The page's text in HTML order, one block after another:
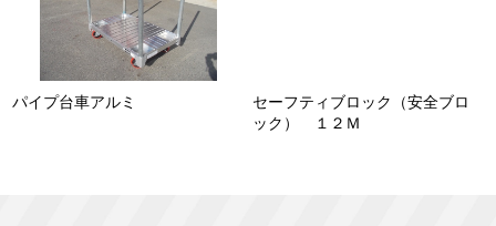
パイプ台車アルミ
セーフティブロック（安全ブロ
ック） １２Ｍ